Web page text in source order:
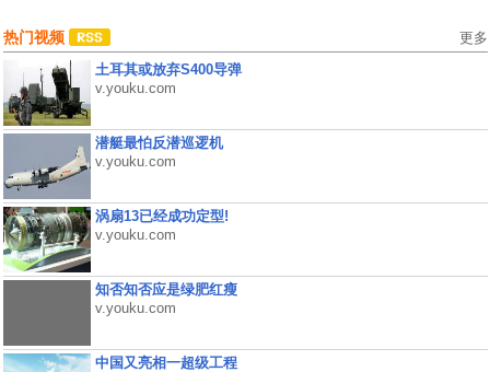
热门视频 更多
土耳其或放弃S400导弹
v.youku.com
潜艇最怕反潜巡逻机
v.youku.com
涡扇13已经成功定型!
v.youku.com
知否知否应是绿肥红瘦
v.youku.com
中国又亮相一超级工程